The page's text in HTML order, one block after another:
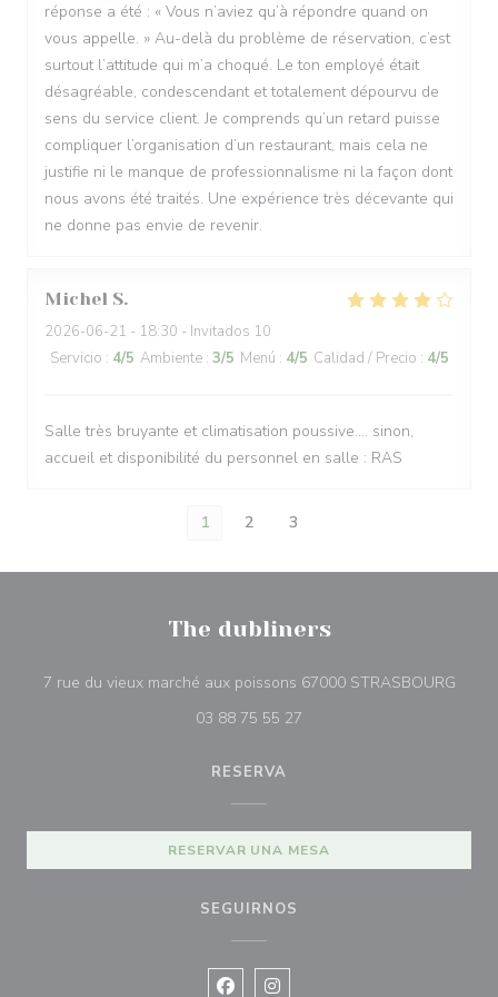
réponse a été : « Vous n’aviez qu’à répondre quand on
vous appelle. » Au-delà du problème de réservation, c’est
surtout l’attitude qui m’a choqué. Le ton employé était
désagréable, condescendant et totalement dépourvu de
sens du service client. Je comprends qu’un retard puisse
compliquer l’organisation d’un restaurant, mais cela ne
justifie ni le manque de professionnalisme ni la façon dont
nous avons été traités. Une expérience très décevante qui
ne donne pas envie de revenir.
Michel S
2026-06-21 - 18:30 - Invitados 10
Servicio : 4/5 Ambiente : 3/5 Menú : 4/5 Calidad / Precio : 4/5
Salle très bruyante et climatisation poussive.... sinon,
accueil et disponibilité du personnel en salle : RAS
1 2 3
The dubliners
7 rue du vieux marché aux poissons 67000 STRASBOURG
03 88 75 55 27
RESERVA
RESERVAR UNA MESA
SEGUIRNOS